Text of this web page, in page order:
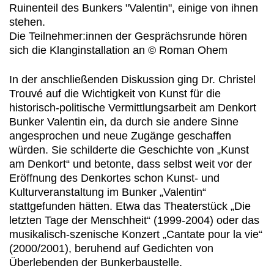
Die Teilnehmer:innen der Gesprächsrunde hören
sich die Klanginstallation an © Roman Ohem
In der anschließenden Diskussion ging Dr. Christel
Trouvé auf die Wichtigkeit von Kunst für die
historisch-politische Vermittlungsarbeit am Denkort
Bunker Valentin ein, da durch sie andere Sinne
angesprochen und neue Zugänge geschaffen
würden. Sie schilderte die Geschichte von „Kunst
am Denkort“ und betonte, dass selbst weit vor der
Eröffnung des Denkortes schon Kunst- und
Kulturveranstaltung im Bunker „Valentin“
stattgefunden hätten. Etwa das Theaterstück „Die
letzten Tage der Menschheit“ (1999-2004) oder das
musikalisch-szenische Konzert „Cantate pour la vie“
(2000/2001), beruhend auf Gedichten von
Überlebenden der Bunkerbaustelle.